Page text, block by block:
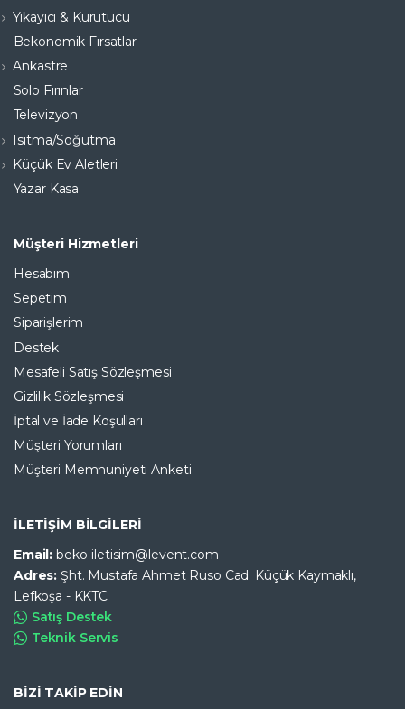
Yıkayıcı & Kurutucu
Bekonomik Fırsatlar
Ankastre
Solo Fırınlar
Televizyon
Isıtma/Soğutma
Küçük Ev Aletleri
Yazar Kasa
Müşteri Hizmetleri
Hesabım
Sepetim
Siparişlerim
Destek
Mesafeli Satış Sözleşmesi
Gizlilik Sözleşmesi
İptal ve İade Koşulları
Müşteri Yorumları
Müşteri Memnuniyeti Anketi
İLETİŞİM BİLGİLERİ
Email: beko-iletisim@levent.com
Adres:Şht. Mustafa Ahmet Ruso Cad. Küçük Kaymaklı,
Lefkoşa - KKTC
Satış Destek
Teknik Servis
BİZİ TAKİP EDİN